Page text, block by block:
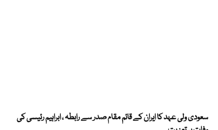
سعودی ولی عہد کا ایران کے قائم مقام صدر سے رابطہ ، ابراہیم رئیسی کی